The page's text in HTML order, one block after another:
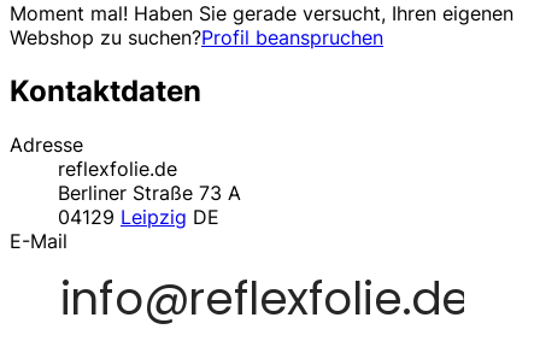
Moment mal! Haben Sie gerade versucht, Ihren eigenen
Webshop zu suchen?Profil beanspruchen
Kontaktdaten
Adresse
reflexfolie.de
Berliner Straße 73 A
04129 Leipzig DE
E-Mail